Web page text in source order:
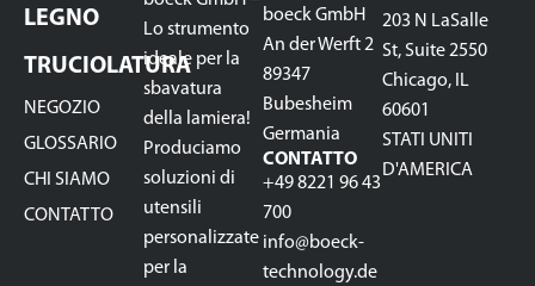
LEGNO
TRUCIOLATURA
NEGOZIO
GLOSSARIO
CHI SIAMO
CONTATTO
Lo strumento
ideale per la
sbavatura
della lamiera!
Produciamo
soluzioni di
utensili
personalizzate
per la
boeck GmbH
An der Werft 2
89347
Bubesheim
Germania
CONTATTO
+49 8221 96 43
700
info@boeck-
technology.de
203 N LaSalle
St, Suite 2550
Chicago, IL
60601
STATI UNITI
D'AMERICA